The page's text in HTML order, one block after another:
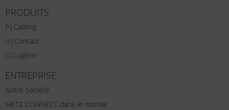
PRODUITS
P|Cabling
U|Contact
C|Logline
ENTREPRISE
Notre Société
METZ CONNECT dans le monde